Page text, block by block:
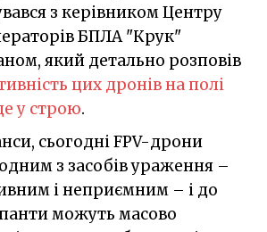
з керівником Центру
БПЛА "Крук"
який детально розповів
цих дронів на полі
у строю.
сьогодні FPV-дрони
з засобів ураження –
і неприємним – і до
можуть масово